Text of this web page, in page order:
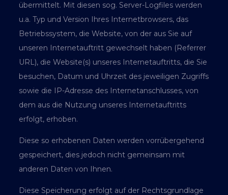
übermittelt. Mit diesen sog. Server-Logfiles werden
u.a. Typ und Version Ihres Internetbrowsers, das
Betriebssystem, die Website, von der aus Sie auf
unseren Internetauftritt gewechselt haben (Referrer
URL), die Website(s) unseres Internetauftritts, die Sie
besuchen, Datum und Uhrzeit des jeweiligen Zugriffs
sowie die IP-Adresse des Internetanschlusses, von
dem aus die Nutzung unseres Internetauftritts
erfolgt, erhoben.
Diese so erhobenen Daten werden vorrübergehend
gespeichert, dies jedoch nicht gemeinsam mit
anderen Daten von Ihnen.
Diese Speicherung erfolgt auf der Rechtsgrundlage